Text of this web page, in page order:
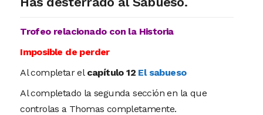
Trofeo relacionado con la Historia
Imposible de perder
Al completar el capítulo 12 El sabueso
Al completado la segunda sección en la que
controlas a Thomas completamente.